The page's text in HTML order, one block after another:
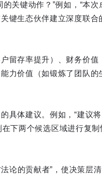
关键动作？”例如，“本次
键生态伙伴建立深度联合
留存率提升）、财务价值
力价值（如锻炼了团队的
具体建议。例如，“建议将
下两个候选区域进行复制
论的贡献者”，使决策层清